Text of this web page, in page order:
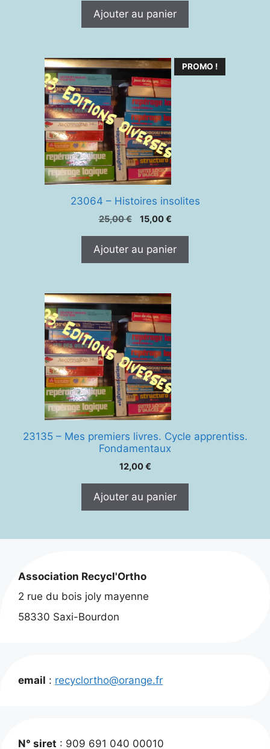
Ajouter au panier
PROMO !
23064 – Histoires insolites
25,00€
Le
était :
15,00€Le
est :
Ajouter au panier
23135 – Mes premiers livres. Cycle apprentiss.
Fondamentaux
12,00€
Ajouter au panier
Association Recycl'Ortho
2 rue du bois joly mayenne
58330 Saxi-Bourdon
email : recyclortho@orange.fr
N° siret : 909 691 040 00010